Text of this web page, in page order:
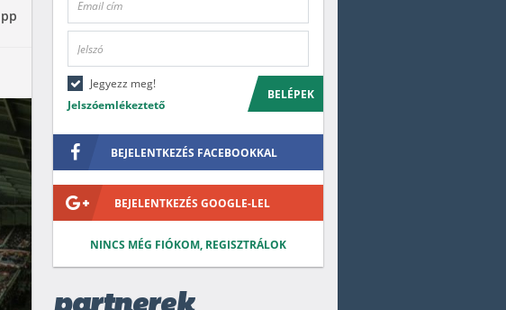
Jegyezz meg!
Jelszóemlékeztető
BELÉPEK
BEJELENTKEZÉS FACEBOOKKAL
BEJELENTKEZÉS GOOGLE-LEL
NINCS MÉG FIÓKOM, REGISZTRÁLOK